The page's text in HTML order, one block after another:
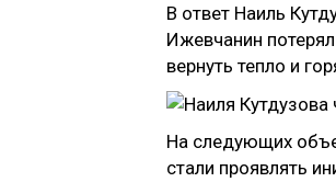
В ответ Наиль
Ижевчанин
вернуть тепло и
На следующих
стали проявлять